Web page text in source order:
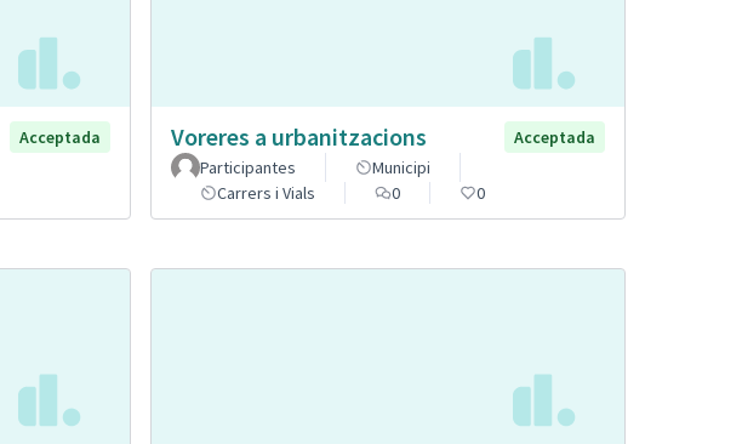
Acceptada
Voreres a urbanitzacions
Acceptada
Participantes
Municipi
Carrers i Vials
0 0